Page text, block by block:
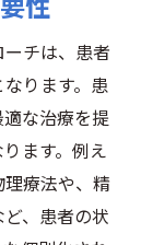
チは、患者
ります。患
な治療を提
ます。例え
療法や、精
、患者の状